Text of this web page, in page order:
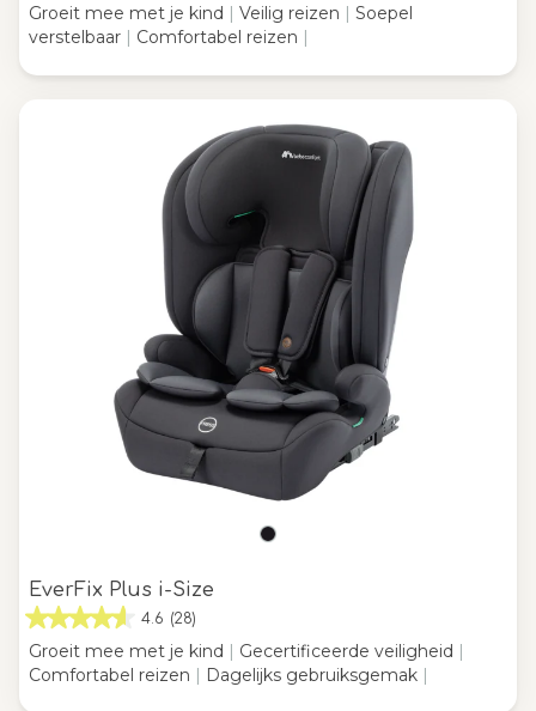
Groeit mee met je kind | Veilig reizen | Soepel
verstelbaar | Comfortabel reizen |
EverFix Plus i-Size
4.6 (28)
Groeit mee met je kind | Gecertificeerde veiligheid |
Comfortabel reizen | Dagelijks gebruiksgemak |